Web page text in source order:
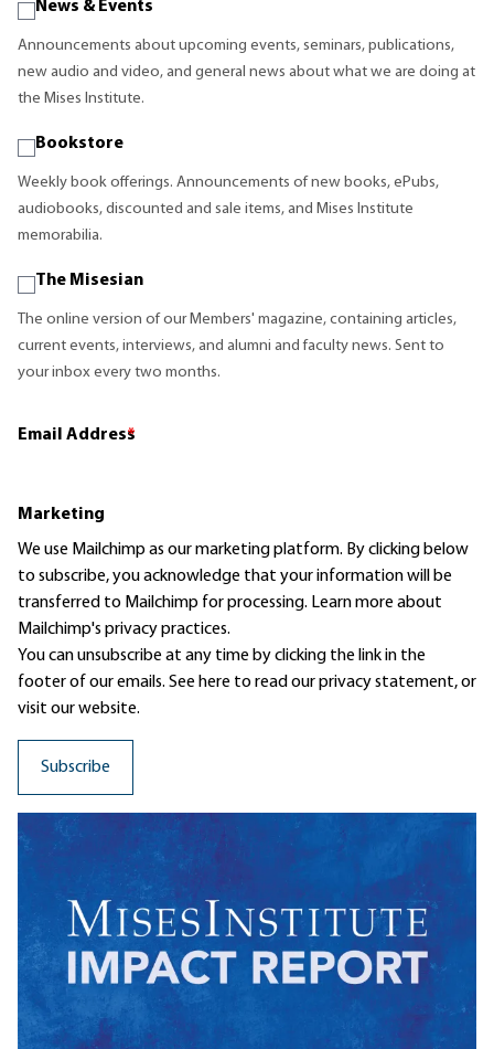
News & Events
Announcements about upcoming events, seminars, publications,
new audio and video, and general news about what we are doing at
the Mises Institute.
Bookstore
Weekly book offerings. Announcements of new books, ePubs,
audiobooks, discounted and sale items, and Mises Institute
memorabilia.
The Misesian
The online version of our Members' magazine, containing articles,
current events, interviews, and alumni and faculty news. Sent to
your inbox every two months.
Email Address
*
Marketing
We use Mailchimp as our marketing platform. By clicking below
to subscribe, you acknowledge that your information will be
transferred to Mailchimp for processing. Learn moreabout
Mailchimp's privacy practices.
You can unsubscribe at any time by clicking the link in the
footer of our emails. See here to read ourprivacy statement, or
visit our website.